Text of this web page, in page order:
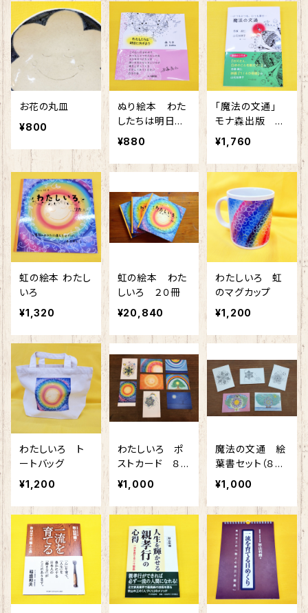
お花の丸皿
¥800
ぬり絵本 わた
したちは明日に
向かおう
¥880
「魔法の文通」
モナ森出版 山
元加津子・赤塚
高仁共著・挿絵
リカ
¥1,760
虹の絵本 わたし
いろ
¥1,320
虹の絵本 わた
しいろ ２０冊
¥20,840
わたしいろ 虹
のマグカップ
¥1,200
わたしいろ ト
ートバッグ
¥1,200
わたしいろ ポ
ストカード ８
枚セット
¥1,000
魔法の文通 絵
葉書セット（８枚
セット）
¥1,000